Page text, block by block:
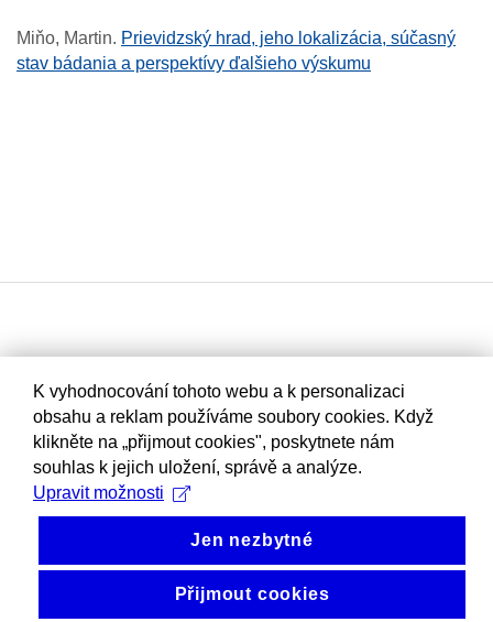
Miňo, Martin. Prievidzský hrad, jeho lokalizácia, súčasný
stav bádania a perspektívy ďalšieho výskumu
K vyhodnocování tohoto webu a k personalizaci
obsahu a reklam používáme soubory cookies. Když
klikněte na „přijmout cookies", poskytnete nám
souhlas k jejich uložení, správě a analýze.
Upravit možnosti
Jen nezbytné
Přijmout cookies